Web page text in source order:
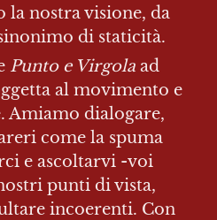
la nostra visione, da
di staticità.
Punto e Virgola ad
al movimento e
Amiamo dialogare,
come la spuma
e ascoltarvi -voi
punti di vista,
incoerenti. Con